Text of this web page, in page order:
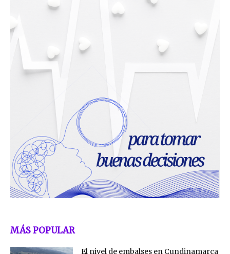
MÁS POPULAR
El nivel de embalses en Cundinamarca